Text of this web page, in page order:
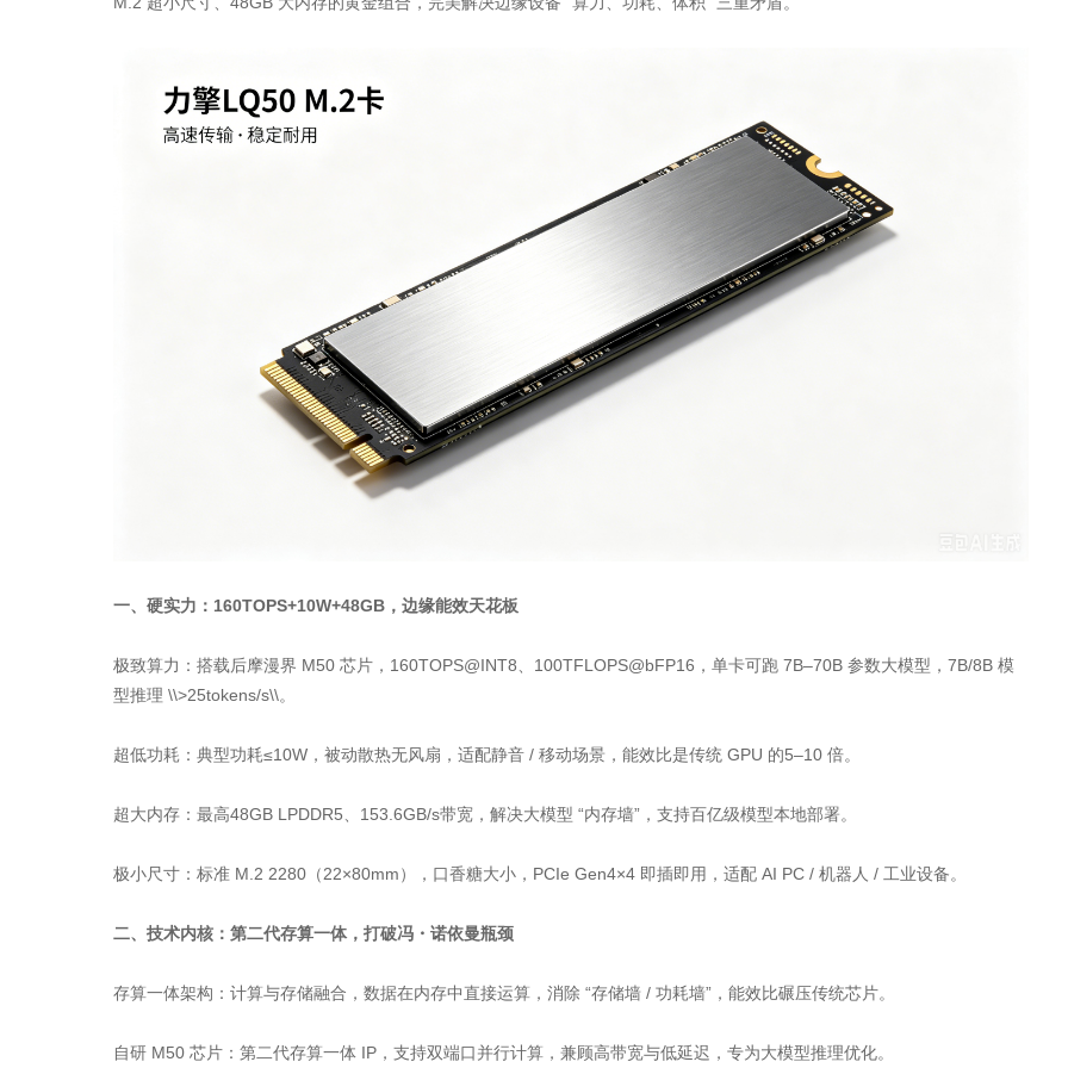
一、硬实力：160TOPS+10W+48GB，边缘能效天花板
极致算力：搭载后摩漫界 M50 芯片，160TOPS@INT8、100TFLOPS@bFP16，单卡可跑 7B–70B 参数大模型，7B/8B 模
型推理 \\>25tokens/s\\。
超低功耗：典型功耗≤10W，被动散热无风扇，适配静音 / 移动场景，能效比是传统 GPU 的5–10 倍。
超大内存：最高48GB LPDDR5、153.6GB/s带宽，解决大模型 “内存墙”，支持百亿级模型本地部署。
极小尺寸：标准 M.2 2280（22×80mm），口香糖大小，PCIe Gen4×4 即插即用，适配 AI PC / 机器人 / 工业设备。
二、技术内核：第二代存算一体，打破冯・诺依曼瓶颈
存算一体架构：计算与存储融合，数据在内存中直接运算，消除 “存储墙 / 功耗墙”，能效比碾压传统芯片。
自研 M50 芯片：第二代存算一体 IP，支持双端口并行计算，兼顾高带宽与低延迟，专为大模型推理优化。